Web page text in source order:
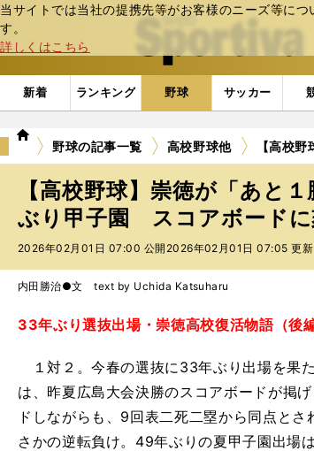
当サイトでは当社の提携先等がお客様のニーズ等に
す。
詳しくはこちら
web Sportiva (webスポルティーバ)
新着 ランキング 野球 サッカー
we
ル
テ
ィ
ー
バ
野球の記事一覧 高校野球他 【高校
【高校野球】崇徳が「あと
ぶり甲子園 スコアボード
2026年02月01日 07:00 公開 2026年02月01日 07:05 更新
内田勝治●文 text by Uchida Katsuharu
33年ぶり選抜出場・崇徳高校復活物語（後編
１対２。今春の選抜に33年ぶり出場を果
は、昨夏広島大会決勝のスコアボードが掲
ドしながらも、9回表二死二塁から同点と
さかの逆転負け。49年ぶりの夏甲子園出場